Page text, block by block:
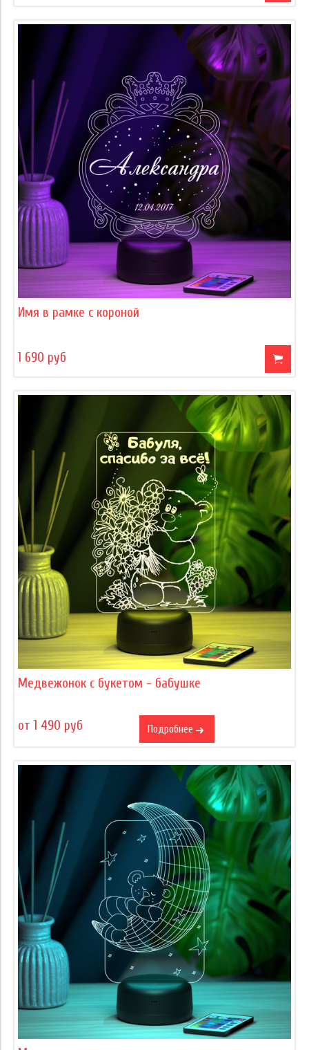
Имя в рамке с короной
1 690 руб
Медвежонок с букетом - бабушке
от 1 490 руб Подробнее